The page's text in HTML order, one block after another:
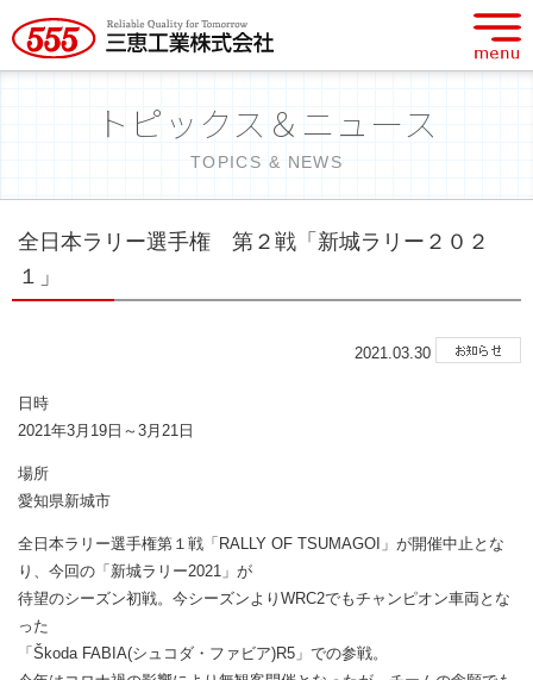
トピックス＆ニュース
TOPICS & NEWS
全日本ラリー選手権 第２戦「新城ラリー２０２
１」
2021.03.30
日時
2021年3月19日～3月21日
場所
愛知県新城市
全日本ラリー選手権第１戦「RALLY OF TSUMAGOI」が開催中止とな
り、今回の「新城ラリー2021」が
待望のシーズン初戦。今シーズンよりWRC2でもチャンピオン車両とな
った
「Škoda FABIA(シュコダ・ファビア)R5」での参戦。